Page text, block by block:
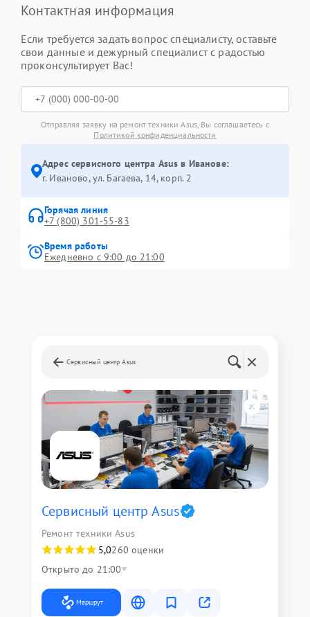
Контактная информация
Если требуется задать вопрос специалисту, оставьте
свои данные и дежурный специалист с радостью
проконсультирует Вас!
Отправляя заявку на ремонт техники Asus, Вы соглашаетесь с
Политикой конфиденциальности
Адрес сервисного центра Asus в Иванове:
г. Иваново, ул. Багаева, 14, корп. 2
Горячая линия
+7 (800) 301-55-83
Время работы
Ежедневно с 9:00 до 21:00
Сервисный центр Asus
Сервисный центр Asus
Ремонт техники Asus
5,0260 оценки
Открыто до 21:00
Маршрут